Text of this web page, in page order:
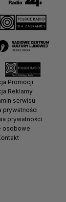
Promocji
Reklamy
serwisu
prywatności
prywatności
osobowe